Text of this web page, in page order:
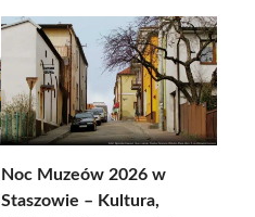
Noc Muzeów 2026 w
Staszowie – Kultura,